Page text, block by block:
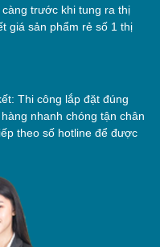
trước khi tung ra thị
giá sản phẩm rẻ số 1 thị
Thi công lắp đặt đúng
nhanh chóng tận chân
theo số hotline để được